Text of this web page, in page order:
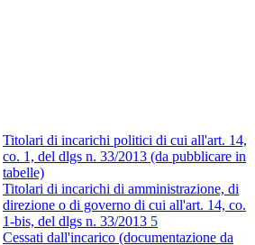
Titolari di incarichi politici di cui all'art. 14,
co. 1, del dlgs n. 33/2013 (da pubblicare in
tabelle)
Titolari di incarichi di amministrazione, di
direzione o di governo di cui all'art. 14, co.
1-bis, del dlgs n. 33/2013 5
Cessati dall'incarico (documentazione da